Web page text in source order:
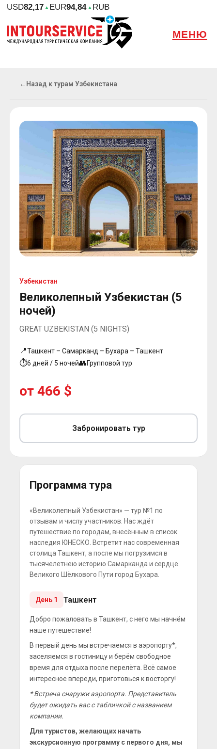
МЕНЮ
USD82,17▲EUR 94,84▲RUB
← Назад к турам Узбекистана
Узбекистан
Великолепный Узбекистан (5
ночей)
GREAT UZBEKISTAN (5 NIGHTS)
📍Ташкент – Самарканд – Бухара – Ташкент
⏱6 дней / 5 ночей👥Групповой тур
от 466 $
Забронировать тур
Программа тура
«Великолепный Узбекистан» — тур №1 по
отзывам и числу участников. Нас ждёт
путешествие по городам, внесённым в список
наследия ЮНЕСКО. Встретит нас современная
столица Ташкент, а после мы погрузимся в
тысячелетнею историю Самарканда и сердце
Великого Шёлкового Пути город Бухара.
День 1 Ташкент
Добро пожаловать в Ташкент, с него мы начнём
наше путешествие!
В первый день мы встречаемся в аэропорту*,
заселяемся в гостиницу и берём свободное
время для отдыха после перелёта. Всё самое
интересное впереди, приготовься к восторгу!
* Встреча снаружи аэропорта. Представитель
будет ожидать вас с табличкой с названием
компании.
Для туристов, желающих начать
экскурсионную программу с первого дня, мы